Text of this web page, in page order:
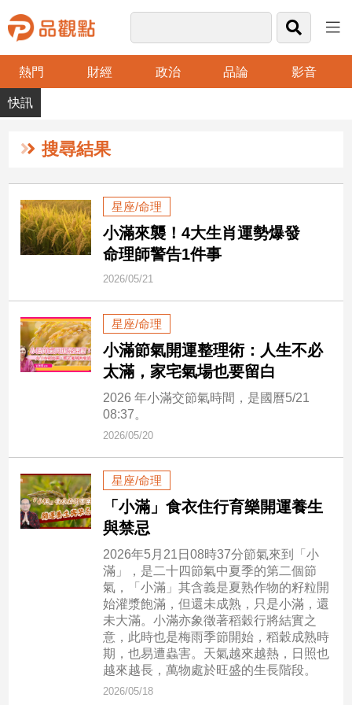
熱門 財經 政治 品論 影音
品
觀
財
台
灣
財
經
經/
股
市
品
觀
點
搜尋結果
星座/命理
小滿來襲！4大生肖運勢爆發
命理師警告1件事
2026/05/21
星座/命理
小滿節氣開運整理術：人生不必
太滿，家宅氣場也要留白
2026 年小滿交節氣時間，是國曆5/21
08:37。
2026/05/20
星座/命理
「小滿」食衣住行育樂開運養生
與禁忌
2026年5月21日08時37分節氣來到「小
滿」，是二十四節氣中夏季的第二個節
氣，「小滿」其含義是夏熟作物的籽粒開
始灌漿飽滿，但還未成熟，只是小滿，還
未大滿。小滿亦象徵著稻穀行將結實之
意，此時也是梅雨季節開始，稻穀成熟時
期，也易遭蟲害。天氣越來越熱，日照也
越來越長，萬物處於旺盛的生長階段。
2026/05/18